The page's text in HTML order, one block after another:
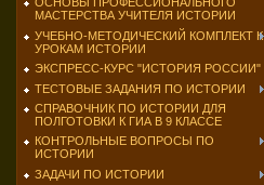
МАСТЕРСТВА УЧИТЕЛЯ ИСТОРИИ
УЧЕБНО-МЕТОДИЧЕСКИЙ КОМПЛЕКТ К
УРОКАМ ИСТОРИИ
ЭКСПРЕСС-КУРС "ИСТОРИЯ РОССИИ"
ТЕСТОВЫЕ ЗАДАНИЯ ПО ИСТОРИИ
СПРАВОЧНИК ПО ИСТОРИИ ДЛЯ
ПОЛГОТОВКИ К ГИА В 9 КЛАССЕ
КОНТРОЛЬНЫЕ ВОПРОСЫ ПО
ИСТОРИИ
ЗАДАЧИ ПО ИСТОРИИ